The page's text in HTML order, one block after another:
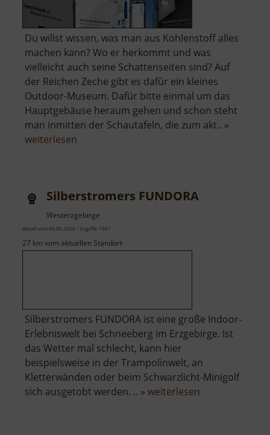
Du willst wissen, was man aus Kohlenstoff alles
machen kann? Wo er herkommt und was
vielleicht auch seine Schattenseiten sind? Auf
der Reichen Zeche gibt es dafür ein kleines
Outdoor-Museum. Dafür bitte einmal um das
Hauptgebäuse heraum gehen und schon steht
man inmitten der Schautafeln, die zum akt.. »
weiterlesen
Silberstromers FUNDORA
Westerzgebirge
aktuell vom 06.06.2026 / Zugriffe: 1901
27 km vom aktuellen Standort
Silberstromers FUNDORA ist eine große Indoor-
Erlebniswelt bei Schneeberg im Erzgebirge. Ist
das Wetter mal schlecht, kann hier
beispielsweise in der Trampolinwelt, an
Kletterwänden oder beim Schwarzlicht-Minigolf
sich ausgetobt werden. .. » weiterlesen